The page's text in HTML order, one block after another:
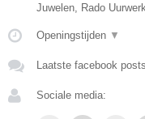
Juwelen, Rado
Openingstijden ▼
Laatste facebook posts
Sociale media: